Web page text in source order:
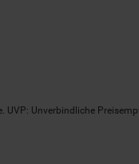
Unverbindliche